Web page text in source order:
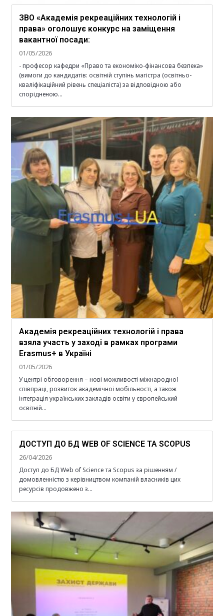
ЗВО «Академія рекреаційних технологій і
права» оголошує конкурс на заміщення
вакантної посади:
01/05/2026
- професор кафедри «Право та економіко-фінансова безпека»
(вимоги до кандидатів: освітній ступінь магістра (освітньо-
кваліфікаційний рівень спеціаліста) за відповідною або
спорідненою…
Академія рекреаційних технологій і права
взяла участь у заході в рамках програми
Erasmus+ в Україні
01/05/2026
У центрі обговорення – нові можливості міжнародної
співпраці, розвиток академічної мобільності, а також
інтеграція українських закладів освіти у європейський
освітній…
ДОСТУП ДО БД WEB OF SCIENCE ТА SCOPUS
26/04/2026
Доступ до БД Web of Science та Scopus за рішенням /
домовленністю з керівництвом компаній власників цих
ресурсів продовжено з…